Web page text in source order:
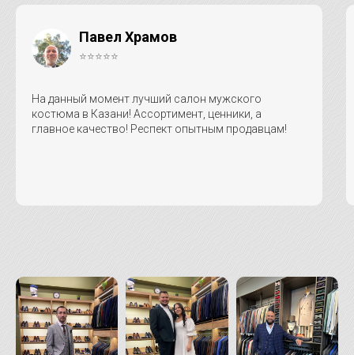
Павел Храмов
⭐⭐⭐⭐⭐
На данный момент лучший салон мужского
костюма в Казани! Ассортимент, ценники, а
главное качество! Респект опытным продавцам!